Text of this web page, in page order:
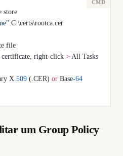
store
C:\certs\rootca.cer
file
certificate, right-click >
X.509 (.CER) or Base-64
um Group Policy